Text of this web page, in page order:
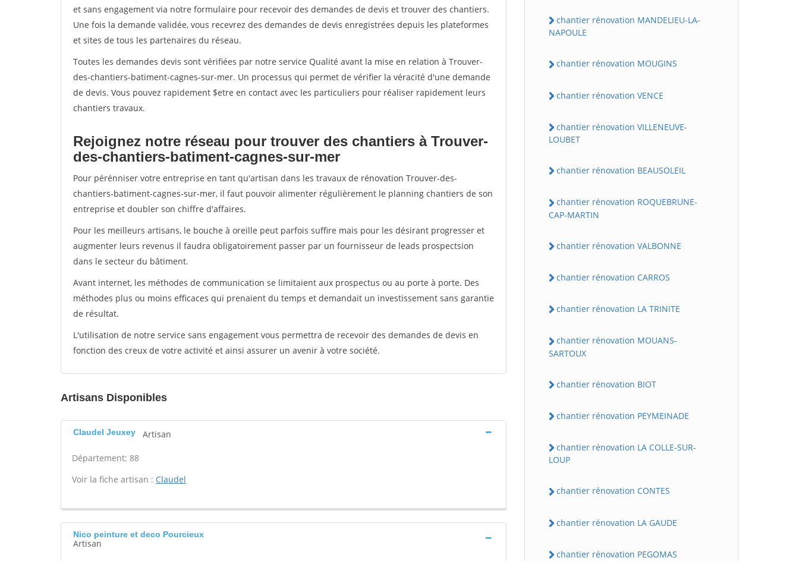
et sans engagement via notre formulaire pour recevoir des demandes de devis et trouver des chantiers.
Une fois la demande validée, vous recevrez des demandes de devis enregistrées depuis les plateformes
et sites de tous les partenaires du réseau.
Toutes les demandes devis sont vérifiées par notre service Qualité avant la mise en relation à Trouver-
des-chantiers-batiment-cagnes-sur-mer. Un processus qui permet de vérifier la véracité d'une demande
de devis. Vous pouvez rapidement $etre en contact avec les particuliers pour réaliser rapidement leurs
chantiers travaux.
Rejoignez notre réseau pour trouver des chantiers à Trouver-
des-chantiers-batiment-cagnes-sur-mer
Pour pérénniser votre entreprise en tant qu'artisan dans les travaux de rénovation Trouver-des-
chantiers-batiment-cagnes-sur-mer, il faut pouvoir alimenter régulièrement le planning chantiers de son
entreprise et doubler son chiffre d'affaires.
Pour les meilleurs artisans, le bouche à oreille peut parfois suffire mais pour les désirant progresser et
augmenter leurs revenus il faudra obligatoirement passer par un fournisseur de leads prospectsion
dans le secteur du bâtiment.
Avant internet, les méthodes de communication se limitaient aux prospectus ou au porte à porte. Des
méthodes plus ou moins efficaces qui prenaient du temps et demandait un investissement sans garantie
de résultat.
L'utilisation de notre service sans engagement vous permettra de recevoir des demandes de devis en
fonction des creux de votre activité et ainsi assurer un avenir à votre société.
Artisans Disponibles
Claudel Jeuxey Artisan
Département: 88
Voir la fiche artisan : Claudel
Nico peinture et deco Pourcieux
Artisan
chantier rénovation MANDELIEU-LA-
NAPOULE
chantier rénovation MOUGINS
chantier rénovation VENCE
chantier rénovation VILLENEUVE-
LOUBET
chantier rénovation BEAUSOLEIL
chantier rénovation ROQUEBRUNE-
CAP-MARTIN
chantier rénovation VALBONNE
chantier rénovation CARROS
chantier rénovation LA TRINITE
chantier rénovation MOUANS-
SARTOUX
chantier rénovation BIOT
chantier rénovation PEYMEINADE
chantier rénovation LA COLLE-SUR-
LOUP
chantier rénovation CONTES
chantier rénovation LA GAUDE
chantier rénovation PEGOMAS